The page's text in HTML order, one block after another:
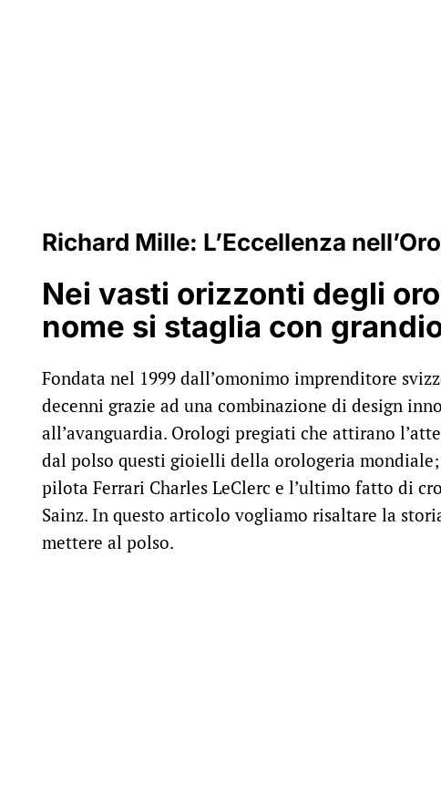
Richard Mille: L’Eccellenza
Nei vasti orizzonti degli
nome si staglia con
Fondata nel 1999 dall’omonimo imprenditore
decenni grazie ad una combinazione di design
all’avanguardia. Orologi pregiati che attirano
dal polso questi gioielli della orologeria
pilota Ferrari Charles LeClerc e l’ultimo fatto di
Sainz. In questo articolo vogliamo risaltare la
mettere al polso.